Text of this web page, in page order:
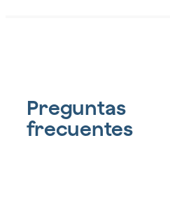
Preguntas
frecuentes